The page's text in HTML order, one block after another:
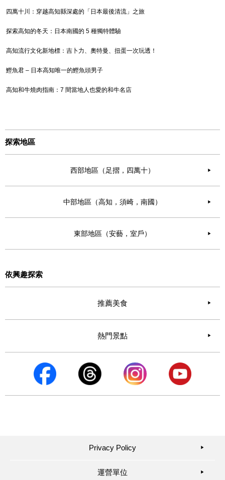
四萬十川：穿越高知縣深處的「日本最後清流」之旅
探索高知的冬天：日本南國的 5 種獨特體驗
高知流行文化新地標：吉卜力、奧特曼、扭蛋一次玩透！
鰹魚君 – 日本高知唯一的鰹魚頭男子
高知和牛燒肉指南：7 間當地人也愛的和牛名店
探索地區
西部地區（足摺，四萬十） ▶︎
中部地區（高知，須崎，南國） ▶︎
東部地區（安藝，室戶） ▶︎
依興趣探索
推薦美食
熱門景點
Privacy Policy ▶︎
運營單位 ▶︎